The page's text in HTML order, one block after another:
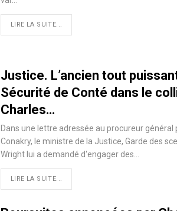
LIRE LA SUITE...
Justice. L’ancien tout
Sécurité de Conté dans le
Charles…
Dans une lettre adressée au procureur général
Conakry, le ministre de la Justice, Garde des
Wright lui a demandé d'engager des…
LIRE LA SUITE...